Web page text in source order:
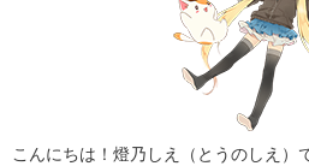
こんにちは！燈乃しえ（とうのしえ）